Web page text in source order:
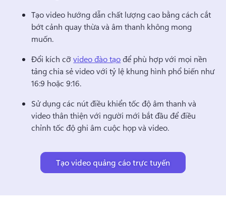
Tạo video hướng dẫn chất lượng cao bằng cách cắt
bớt cảnh quay thừa và âm thanh không mong
muốn.
Đổi kích cỡ video đào tạo để phù hợp với mọi nền
tảng chia sẻ video với tỷ lệ khung hình phổ biến như
16:9 hoặc 9:16.
Sử dụng các nút điều khiển tốc độ âm thanh và
video thân thiện với người mới bắt đầu để điều
chỉnh tốc độ ghi âm cuộc họp và video.
Tạo video quảng cáo trực tuyến